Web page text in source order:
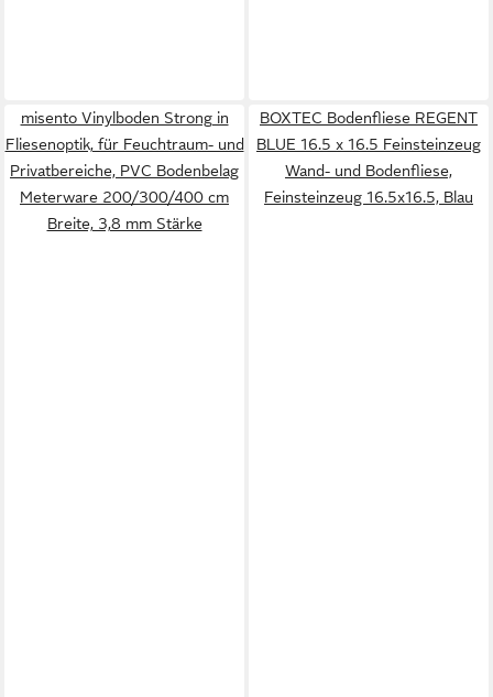
misento Vinylboden Strong in
Fliesenoptik, für Feuchtraum- und
Privatbereiche, PVC Bodenbelag
Meterware 200/300/400 cm
Breite, 3,8 mm Stärke
BOXTEC Bodenfliese REGENT
BLUE 16.5 x 16.5 Feinsteinzeug
Wand- und Bodenfliese,
Feinsteinzeug 16.5x16.5, Blau